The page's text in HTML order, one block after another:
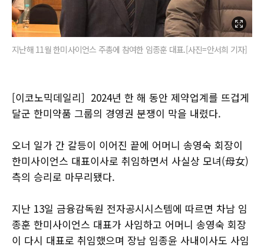
지난해 11월 한미사이언스 주총에 참여한 임종훈 대표.[사진=안서희 기자]
[이코노믹데일리] 2024년 한 해 동안 제약업계를 뜨겁게
달군 한미약품 그룹의 경영권 분쟁이 막을 내렸다.
오너 일가 간 갈등이 이어진 끝에 어머니 송영숙 회장이
한미사이언스 대표이사로 취임하면서 사실상 모녀(母女)
측의 승리로 마무리됐다.
지난 13일 금융감독원 전자공시시스템에 따르면 차남 임
종훈 한미사이언스 대표가 사임하고 어머니 송영숙 회장
이 다시 대표로 취임했으며 장남 임종윤 사내이사도 사임